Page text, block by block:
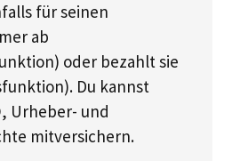
für seinen
ab
oder bezahlt sie
Du kannst
Urheber- und
mitversichern.